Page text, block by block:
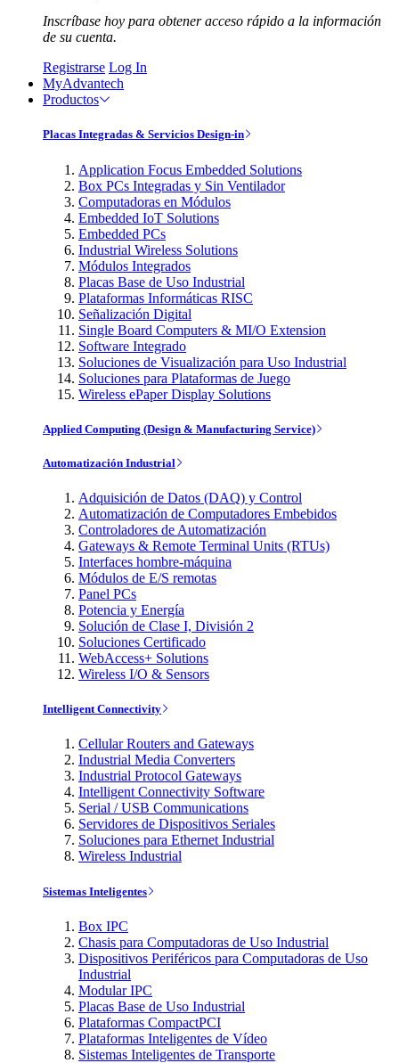
Inscríbase hoy para obtener acceso rápido a la información
de su cuenta.
Registrarse Log In
MyAdvantech
Productos
Placas Integradas & Servicios Design-in
Application Focus Embedded Solutions
Box PCs Integradas y Sin Ventilador
Computadoras en Módulos
Embedded IoT Solutions
Embedded PCs
Industrial Wireless Solutions
Módulos Integrados
Placas Base de Uso Industrial
Plataformas Informáticas RISC
Señalización Digital
Single Board Computers & MI/O Extension
Software Integrado
Soluciones de Visualización para Uso Industrial
Soluciones para Plataformas de Juego
Wireless ePaper Display Solutions
Applied Computing (Design & Manufacturing Service)
Automatización Industrial
Adquisición de Datos (DAQ) y Control
Automatización de Computadores Embebidos
Controladores de Automatización
Gateways & Remote Terminal Units (RTUs)
Interfaces hombre-máquina
Módulos de E/S remotas
Panel PCs
Potencia y Energía
Solución de Clase I, División 2
Soluciones Certificado
WebAccess+ Solutions
Wireless I/O & Sensors
Intelligent Connectivity
Cellular Routers and Gateways
Industrial Media Converters
Industrial Protocol Gateways
Intelligent Connectivity Software
Serial / USB Communications
Servidores de Dispositivos Seriales
Soluciones para Ethernet Industrial
Wireless Industrial
Sistemas Inteligentes
Box IPC
Chasis para Computadoras de Uso Industrial
Dispositivos Periféricos para Computadoras de Uso
Industrial
Modular IPC
Placas Base de Uso Industrial
Plataformas CompactPCI
Plataformas Inteligentes de Vídeo
Sistemas Inteligentes de Transporte